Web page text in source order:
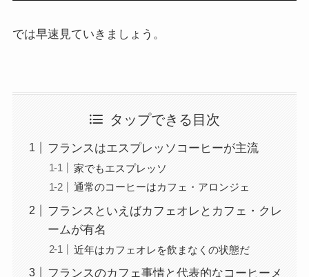
では早速見ていきましょう。
タップできる目次
フランスはエスプレッソコーヒーが主流
家でもエスプレッソ
通常のコーヒーはカフェ・アロンジェ
フランスといえばカフェオレとカフェ・クレ
ームが有名
近年はカフェオレを飲まなくの状態だ
フランスのカフェ事情と代表的なコーヒーメ